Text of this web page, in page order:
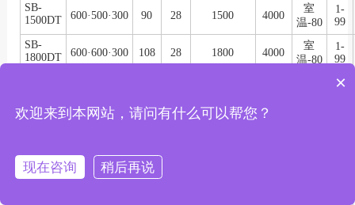
SB-
1500DT
600·500·300 90 28 1500 4000
室
温-80
1-
99
SB-
1800DT
600·600·300 108 28 1800 4000
室
温-80
1-
99
1-
SB-
SB-
6000DT
由用户自定尺寸
×
欢迎来到本网站，请问有什么可以帮您？
现在咨询 稍后再说